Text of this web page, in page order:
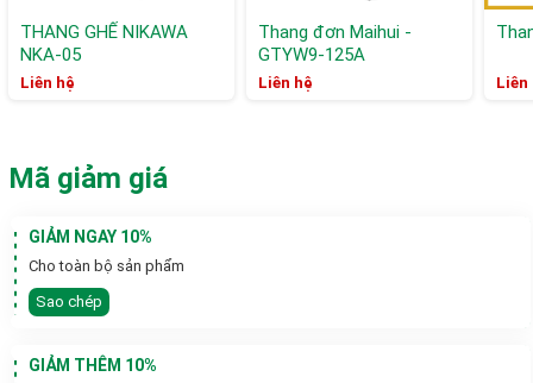
THANG GHẾ NIKAWA
NKA-05
Liên hệ
Thang đơn Maihui -
GTYW9-125A
Liên hệ Liên
Mã giảm giá
GIẢM NGAY 10%
Cho toàn bộ sản phẩm
Sao chép
GIẢM THÊM 10%